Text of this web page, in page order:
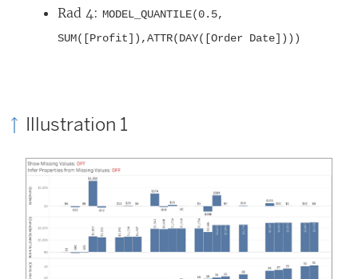
Rad 4: MODEL_QUANTILE(0.5,
SUM([Profit]),ATTR(DAY([Order Date])))
Illustration 1